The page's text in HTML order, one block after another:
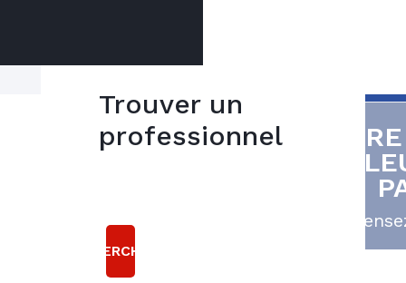
L’entretien d’une
PAC Air/Eau
obligatoire et
Trouver un
professionnel
RECHERCHER
5
choisir le
contrat